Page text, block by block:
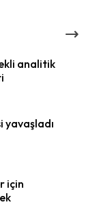
analitik
yavaşladı
için